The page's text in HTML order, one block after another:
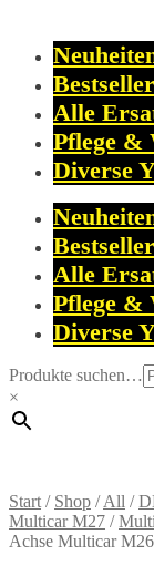
Bestseller
Alle
Pflege &
Diverse
Bestseller
Alle
Pflege &
Diverse
Produkte suchen…
×
Start / Shop /All /
Multicar M27 /
Achse Multicar